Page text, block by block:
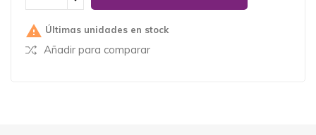
 Últimas unidades en stock
Añadir para comparar